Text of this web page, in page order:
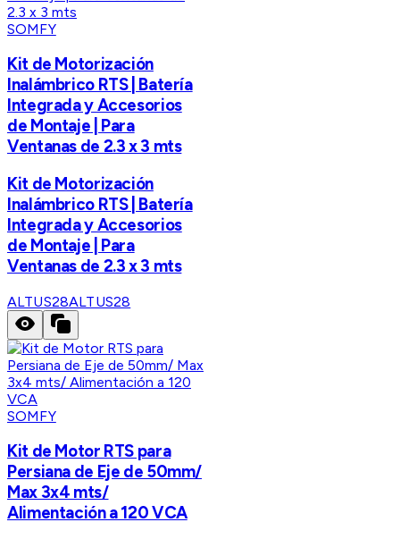
SOMFY
Kit de Motorización
Inalámbrico RTS | Batería
Integrada y Accesorios
de Montaje | Para
Ventanas de 2.3 x 3 mts
Kit de Motorización
Inalámbrico RTS | Batería
Integrada y Accesorios
de Montaje | Para
Ventanas de 2.3 x 3 mts
ALTUS28ALTUS28
SOMFY
Kit de Motor RTS para
Persiana de Eje de 50mm/
Max 3x4 mts/
Alimentación a 120 VCA